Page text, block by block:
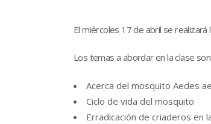
El miércoles 17 de abril se
Los temas a abordar en la clase
Acerca del mosquito Aedes
Ciclo de vida del mosquito
Erradicación de criaderos en